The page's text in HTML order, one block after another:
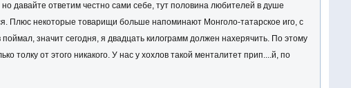
давайте ответим честно сами себе, тут половина любителей в душе
Плюс некоторые товарищи больше напоминают Монголо-татарское иго, с
значит сегодня, я двадцать килограмм должен нахерячить. По этому
толку от этого никакого. У нас у хохлов такой менталитет прип....й, по